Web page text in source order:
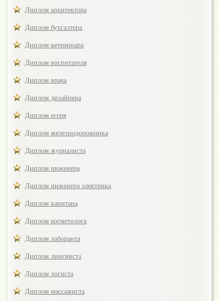
Диплом архитектора
Диплом бухгалтера
Диплом ветеринара
Диплом воспитателя
Диплом врача
Диплом дизайнера
Диплом егеря
Диплом железнодорожника
Диплом журналиста
Диплом инженера
Диплом инженера электрика
Диплом капитана
Диплом косметолога
Диплом лаборанта
Диплом лингвиста
Диплом логиста
Диплом массажиста